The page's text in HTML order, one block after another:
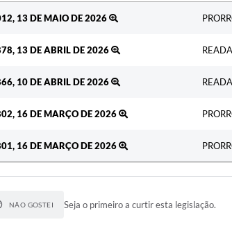
13 DE MAIO DE 2026
13 DE ABRIL DE 2026
10 DE ABRIL DE 2026
16 DE MARÇO DE 2026
16 DE MARÇO DE 2026
NÃO GOSTEI Seja o primeiro a curtir esta legislação.